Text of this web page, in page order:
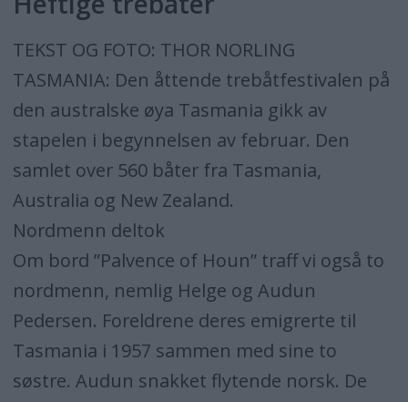
TEKST OG FOTO: THOR NORLING
TASMANIA: Den åttende trebåtfestivalen på
den australske øya Tasmania gikk av
stapelen i begynnelsen av februar. Den
samlet over 560 båter fra Tasmania,
Australia og New Zealand.
Nordmenn deltok
Om bord ”Palvence of Houn” traff vi også to
nordmenn, nemlig Helge og Audun
Pedersen. Foreldrene deres emigrerte til
Tasmania i 1957 sammen med sine to
søstre. Audun snakket flytende norsk. De